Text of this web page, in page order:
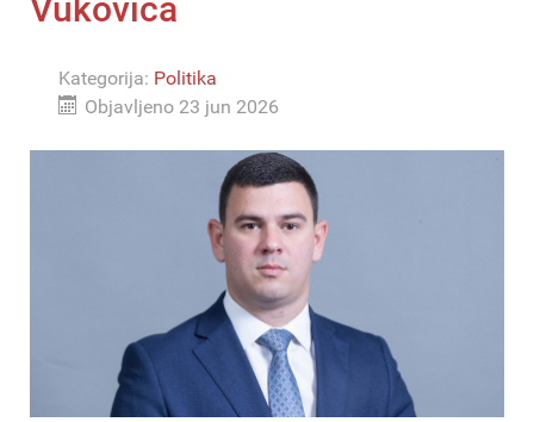
Vukovića
Kategorija: Politika
Objavljeno 23 jun 2026